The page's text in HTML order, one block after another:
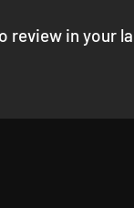
review in your